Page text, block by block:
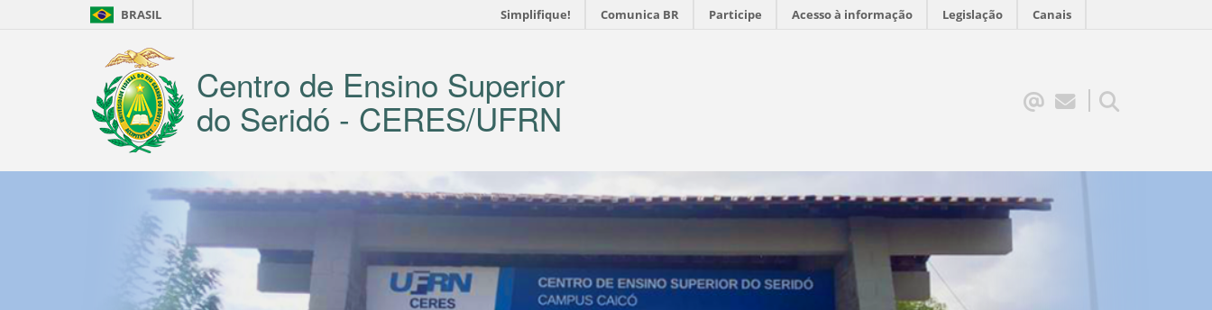
BRASIL Simplifique! Comunica BR Participe Acesso à informação Legislação Canais
Centro de Ensino Superior
do Seridó - CERES/UFRN